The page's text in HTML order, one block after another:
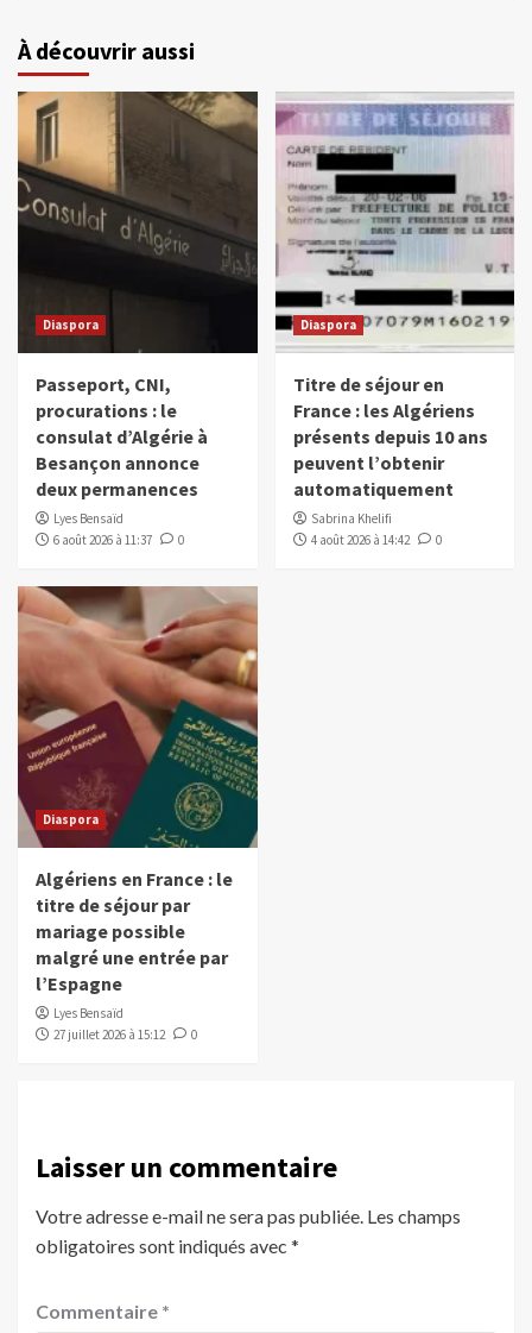
À découvrir aussi
Diaspora
Passeport, CNI,
procurations : le
consulat d’Algérie à
Besançon annonce
deux permanences
Lyes Bensaïd
6 août 2026 à 11:37
0
Diaspora
Titre de séjour en
France : les Algériens
présents depuis 10 ans
peuvent l’obtenir
automatiquement
Sabrina Khelifi
4 août 2026 à 14:42
0
Diaspora
Algériens en France : le
titre de séjour par
mariage possible
malgré une entrée par
l’Espagne
Lyes Bensaïd
27 juillet 2026 à 15:12
0
Laisser un commentaire
Votre adresse e-mail ne sera pas publiée. Les champs
obligatoires sont indiqués avec *
Commentaire *